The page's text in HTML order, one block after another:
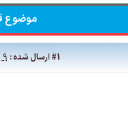
موضوع
#1ارسال شده : 9 سال پیش